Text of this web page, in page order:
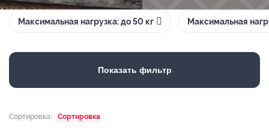
Максимальная нагрузка: до 50 кг Максимальная
Показать фильтр
Сортировка: Сортировка